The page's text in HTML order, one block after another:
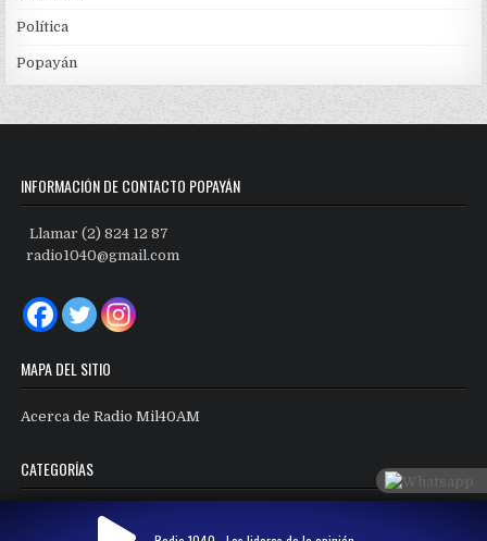
Política
Popayán
INFORMACIÓN DE CONTACTO POPAYÁN
Llamar (2) 824 12 87
radio1040@gmail.com
MAPA DEL SITIO
Acerca de Radio Mil40AM
CATEGORÍAS